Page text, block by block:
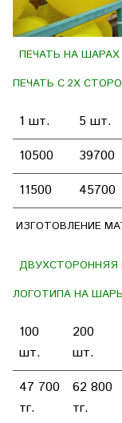
ПЕЧАТЬ НА
ПЕЧАТЬ С 2Х
1 шт. 5 шт.
10500
39700
11500
45700
ИЗГОТОВЛЕНИЕ
ДВУХСТОРОННЯЯ
ЛОГОТИПА НА
100
шт.
200
шт.
47 700
тг.
62 800
тг.